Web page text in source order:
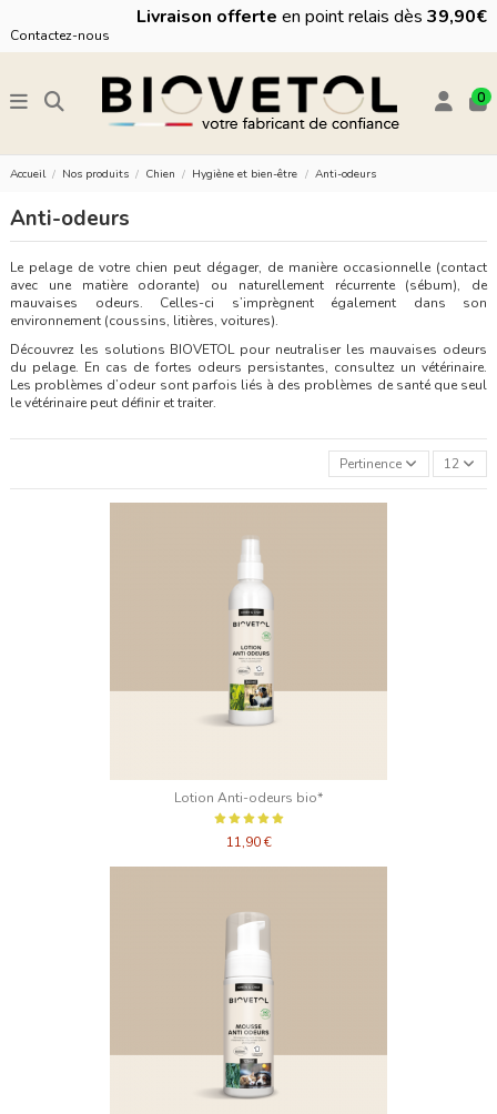
Livraison offerte en point relais dès 39,90€
Contactez-nous
0
Accueil Nos produits Chien Hygiène et bien-être Anti-odeurs
Anti-odeurs
Le pelage de votre chien peut dégager, de manière occasionnelle (contact
avec une matière odorante) ou naturellement récurrente (sébum), de
mauvaises odeurs. Celles-ci s’imprègnent également dans son
environnement (coussins, litières, voitures).
Découvrez les solutions BIOVETOL pour neutraliser les mauvaises odeurs
du pelage. En cas de fortes odeurs persistantes, consultez un vétérinaire.
Les problèmes d’odeur sont parfois liés à des problèmes de santé que seul
le vétérinaire peut définir et traiter.
Pertinence 12
Lotion Anti-odeurs bio*
11,90 €